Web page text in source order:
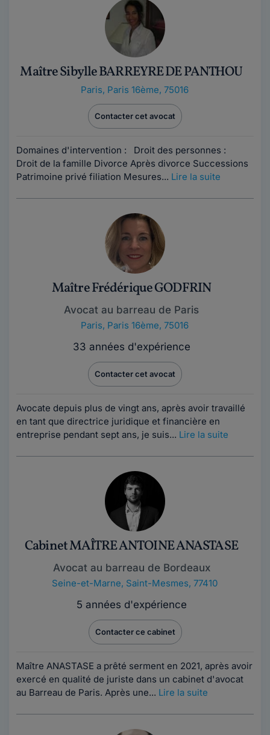
Maître Sibylle BARREYRE DE PANTHOU
Paris, Paris 16ème, 75016
Contacter cet avocat
Domaines d'intervention : Droit des personnes :
Droit de la famille Divorce Après divorce Successions
Patrimoine privé filiation Mesures... Lire la suite
Maître Frédérique GODFRIN
Avocat au barreau de Paris
Paris, Paris 16ème, 75016
33 années d'expérience
Contacter cet avocat
Avocate depuis plus de vingt ans, après avoir travaillé
en tant que directrice juridique et financière en
entreprise pendant sept ans, je suis... Lire la suite
Cabinet MAÎTRE ANTOINE ANASTASE
Avocat au barreau de Bordeaux
Seine-et-Marne, Saint-Mesmes, 77410
5 années d'expérience
Contacter ce cabinet
Maître ANASTASE a prêté serment en 2021, après avoir
exercé en qualité de juriste dans un cabinet d'avocat
au Barreau de Paris. Après une... Lire la suite